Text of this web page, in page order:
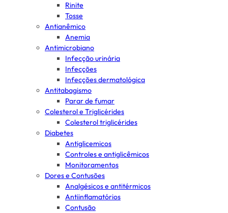
Rinite
Tosse
Antianêmico
Anemia
Antimicrobiano
Infecção urinária
Infecções
Infecções dermatológica
Antitabagismo
Parar de fumar
Colesterol e Triglicérides
Colesterol triglicérides
Diabetes
Antiglicemicos
Controles e antiglicêmicos
Monitoramentos
Dores e Contusões
Analgésicos e antitérmicos
Antiinflamatórios
Contusão